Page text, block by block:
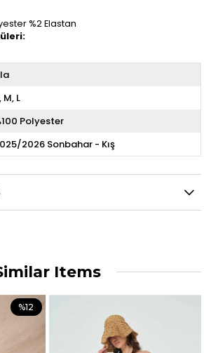
%2 Elastan
M L
Polyester
2026 Sonbahar - Kış
Items